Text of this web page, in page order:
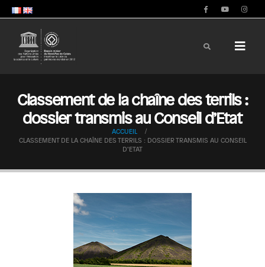
Classement de la chaîne des terrils :
dossier transmis au Conseil d’Etat
ACCUEIL
CLASSEMENT DE LA CHAÎNE DES TERRILS : DOSSIER TRANSMIS AU CONSEIL
D’ETAT